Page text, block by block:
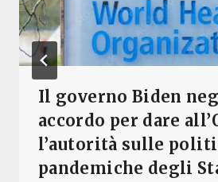
Il governo Biden
accordo per dare
l’autorità sulle
pandemiche degli